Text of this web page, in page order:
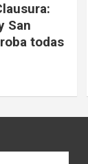
San
todas